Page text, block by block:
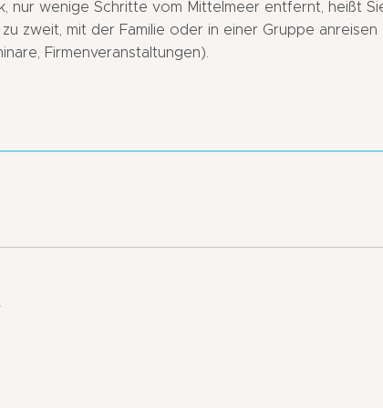
nur wenige Schritte vom Mittelmeer entfernt, heißt
zweit, mit der Familie oder in einer Gruppe anreisen
Firmenveranstaltungen).